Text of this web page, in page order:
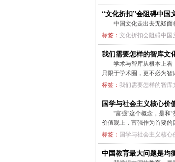
“文化折扣”会阻碍中国
中国文化走出去无疑面
标签： 文化折扣会阻碍中国
我们需要怎样的智库文
学术与智库从根本上看
只限于学术圈，更不必为智
标签： 我们需要怎样的智库
国学与社会主义核心
“富强”这个概念，是和
价值观上，富强作为首要的
标签： 国学与社会主义核心
中国教育最大问题是均